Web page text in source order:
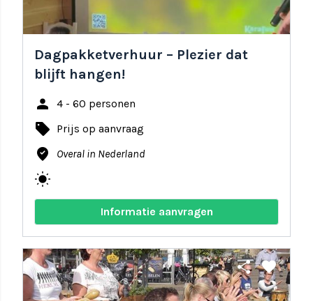
Dagpakketverhuur – Plezier dat
blijft hangen!
person 4 - 60 personen
local_offer Prijs op aanvraag
where_to_vote Overal in Nederland
wb_sunny
Informatie aanvragen
share favorite